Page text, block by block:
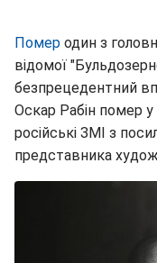
Помер один з
відомої
безпрецедентний
Оскар Рабін помер у
російські ЗМІ з
представника